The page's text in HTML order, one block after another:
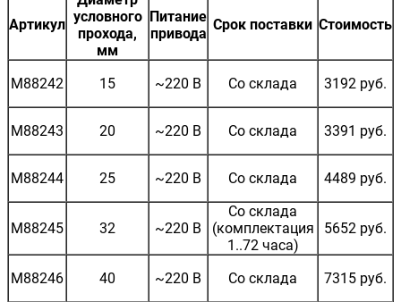
Артикул условного
прохода,
мм
Питание
привода
Срок поставки Стоимость
M88242 15 ~220 В Со склада 3192 руб.
M88243 20 ~220 В Со склада 3391 руб.
M88244 25 ~220 В Со склада 4489 руб.
M88245 32 ~220 В
Со склада
(комплектация
1..72 часа)
5652 руб.
M88246 40 ~220 В Со склада 7315 руб.